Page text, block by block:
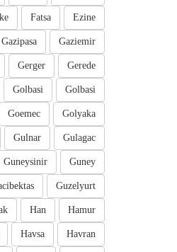
Ezine
Fatsa
Gaziemir
Gazipasa
Gerede
Gerger
Golbasi
Golbasi
Golyaka
Goemec
Gulagac
Gulnar
Guney
Guneysinir
Guzelyurt
Hamur
Han
Havran
Havsa